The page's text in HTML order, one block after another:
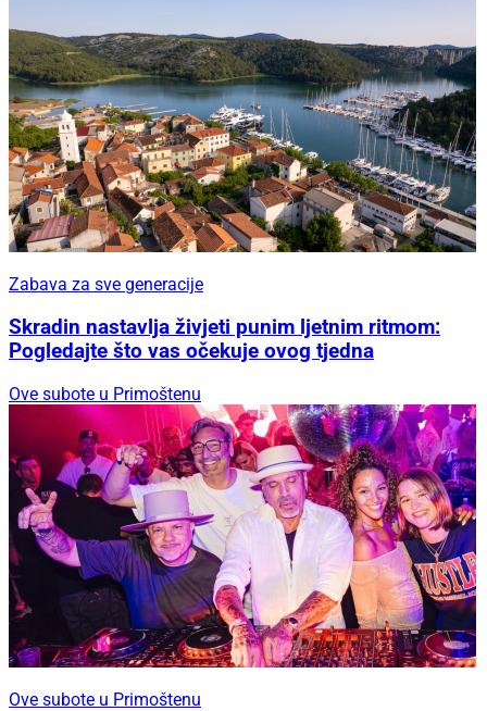
Zabava za sve generacije
Skradin nastavlja živjeti punim ljetnim ritmom:
Pogledajte što vas očekuje ovog tjedna
Ove subote u Primoštenu
Ove subote u Primoštenu